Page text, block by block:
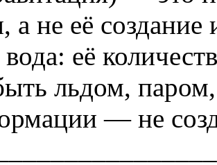
а не её
её
льдом,
— не